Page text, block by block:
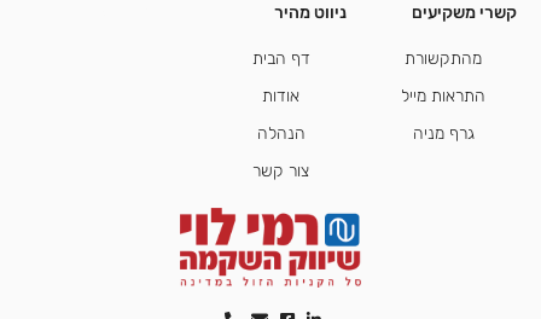
קשרי משקיעים
מהתקשורת
התראות מייל
גרף מניה
ניווט מהיר
דף הבית
אודות
הנהלה
צור קשר